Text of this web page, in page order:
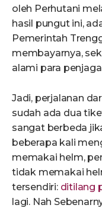
oleh Perhutani
hasil pungut ini,
Pemerintah
membayarnya,
alami para
Jadi, perjalanan
sudah ada dua
sangat berbeda
beberapa kali
memakai helm,
tidak memakai
tersendiri: ditilang
lagi. Nah